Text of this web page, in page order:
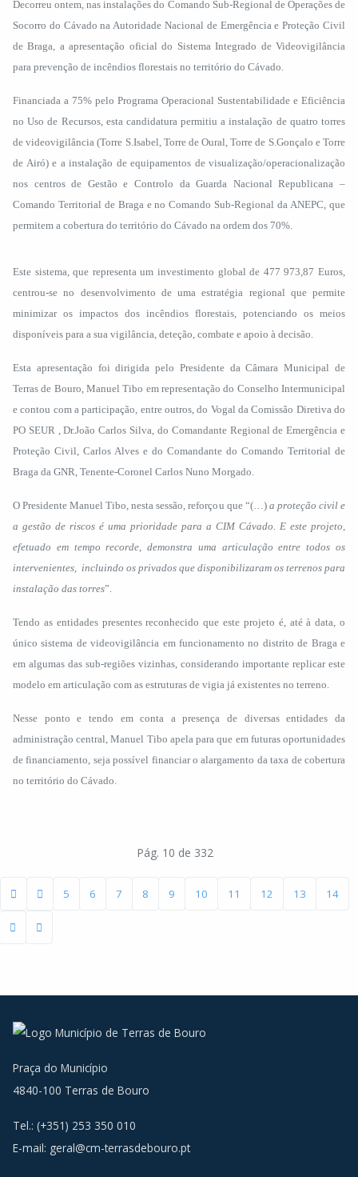
Decorreu ontem, nas instalações do Comando Sub-Regional de Operações de
Socorro do Cávado na Autoridade Nacional de Emergência e Proteção Civil
de Braga, a apresentação oficial do Sistema Integrado de Videovigilância
para prevenção de incêndios florestais no território do Cávado.
Financiada a 75% pelo Programa Operacional Sustentabilidade e Eficiência
no Uso de Recursos, esta candidatura permitiu a instalação de quatro torres
de videovigilância (Torre S.Isabel, Torre de Oural, Torre de S.Gonçalo e Torre
de Airó) e a instalação de equipamentos de visualização/operacionalização
nos centros de Gestão e Controlo da Guarda Nacional Republicana –
Comando Territorial de Braga e no Comando Sub-Regional da ANEPC, que
permitem a cobertura do território do Cávado na ordem dos 70%.
Este sistema, que representa um investimento global de 477 973,87 Euros,
centrou-se no desenvolvimento de uma estratégia regional que permite
minimizar os impactos dos incêndios florestais, potenciando os meios
disponíveis para a sua vigilância, deteção, combate e apoio à decisão.
Esta apresentação foi dirigida pelo Presidente da Câmara Municipal de
Terras de Bouro, Manuel Tibo em representação do Conselho Intermunicipal
e contou com a participação, entre outros, do Vogal da Comissão Diretiva do
PO SEUR , Dr.João Carlos Silva, do Comandante Regional de Emergência e
Proteção Civil, Carlos Alves e do Comandante do Comando Territorial de
Braga da GNR, Tenente-Coronel Carlos Nuno Morgado.
O Presidente Manuel Tibo, nesta sessão, reforçou que “(…) a proteção civil e
a gestão de riscos é uma prioridade para a CIM Cávado. E este projeto,
efetuado em tempo recorde, demonstra uma articulação entre todos os
intervenientes, incluindo os privados que disponibilizaram os terrenos para
instalação das torres”.
Tendo as entidades presentes reconhecido que este projeto é, até à data, o
único sistema de videovigilância em funcionamento no distrito de Braga e
em algumas das sub-regiões vizinhas, considerando importante replicar este
modelo em articulação com as estruturas de vigia já existentes no terreno.
Nesse ponto e tendo em conta a presença de diversas entidades da
administração central, Manuel Tibo apela para que em futuras oportunidades
de financiamento, seja possível financiar o alargamento da taxa de cobertura
no território do Cávado.
Pág. 10 de 332
5 6 7 8 9 10 11 12 13 14
Praça do Município
4840-100 Terras de Bouro
Tel.: (+351) 253 350 010
E-mail: geral@cm-terrasdebouro.pt